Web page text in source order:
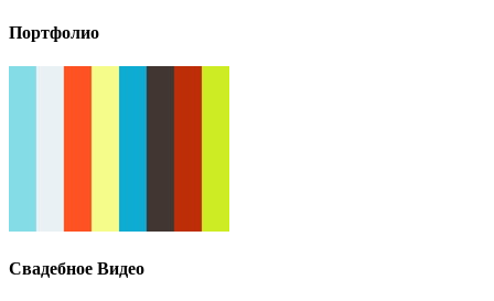
Портфолио
Свадебное Видео